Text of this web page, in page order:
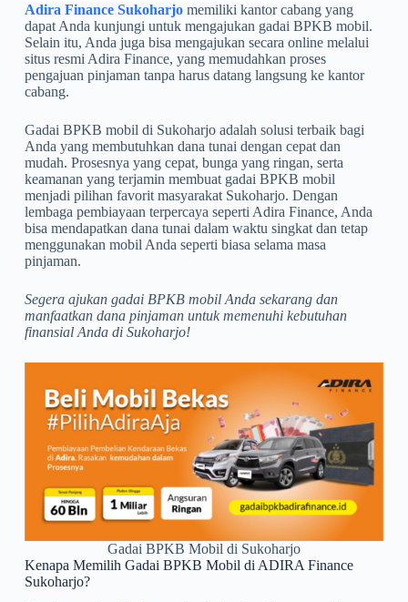
Adira Finance Sukoharjomemiliki kantor cabang yang
dapat Anda kunjungi untuk mengajukan gadai BPKB mobil.
Selain itu, Anda juga bisa mengajukan secara online melalui
situs resmi Adira Finance, yang memudahkan proses
pengajuan pinjaman tanpa harus datang langsung ke kantor
cabang.
Gadai BPKB mobil di Sukoharjo adalah solusi terbaik bagi
Anda yang membutuhkan dana tunai dengan cepat dan
mudah. Prosesnya yang cepat, bunga yang ringan, serta
keamanan yang terjamin membuat gadai BPKB mobil
menjadi pilihan favorit masyarakat Sukoharjo. Dengan
lembaga pembiayaan terpercaya seperti Adira Finance, Anda
bisa mendapatkan dana tunai dalam waktu singkat dan tetap
menggunakan mobil Anda seperti biasa selama masa
pinjaman.
Segera ajukan gadai BPKB mobil Anda sekarang dan
manfaatkan dana pinjaman untuk memenuhi kebutuhan
finansial Anda di Sukoharjo!
Gadai BPKB Mobil di Sukoharjo
Kenapa Memilih Gadai BPKB Mobil di ADIRA Finance
Sukoharjo?